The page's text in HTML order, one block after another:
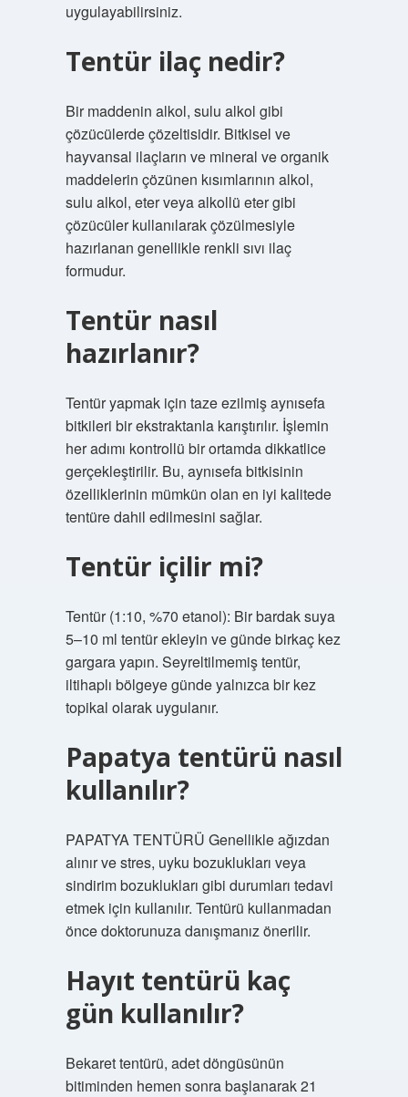
uygulayabilirsiniz.
Tentür ilaç nedir?
Bir maddenin alkol, sulu alkol gibi
çözücülerde çözeltisidir. Bitkisel ve
hayvansal ilaçların ve mineral ve organik
maddelerin çözünen kısımlarının alkol,
sulu alkol, eter veya alkollü eter gibi
çözücüler kullanılarak çözülmesiyle
hazırlanan genellikle renkli sıvı ilaç
formudur.
Tentür nasıl
hazırlanır?
Tentür yapmak için taze ezilmiş aynısefa
bitkileri bir ekstraktanla karıştırılır. İşlemin
her adımı kontrollü bir ortamda dikkatlice
gerçekleştirilir. Bu, aynısefa bitkisinin
özelliklerinin mümkün olan en iyi kalitede
tentüre dahil edilmesini sağlar.
Tentür içilir mi?
Tentür (1:10, %70 etanol): Bir bardak suya
5–10 ml tentür ekleyin ve günde birkaç kez
gargara yapın. Seyreltilmemiş tentür,
iltihaplı bölgeye günde yalnızca bir kez
topikal olarak uygulanır.
Papatya tentürü nasıl
kullanılır?
PAPATYA TENTÜRÜ Genellikle ağızdan
alınır ve stres, uyku bozuklukları veya
sindirim bozuklukları gibi durumları tedavi
etmek için kullanılır. Tentürü kullanmadan
önce doktorunuza danışmanız önerilir.
Hayıt tentürü kaç
gün kullanılır?
Bekaret tentürü, adet döngüsünün
bitiminden hemen sonra başlanarak 21